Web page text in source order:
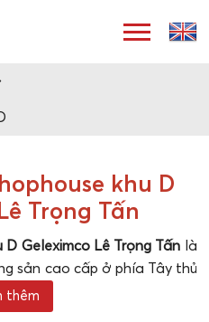
khu D
Trọng Tấn
D Geleximco Lê Trọng Tấn là
sản cao cấp ở phía Tây thủ
trúc sang trọng cùng công
đưa vào "tầm ngắm" của
thêm